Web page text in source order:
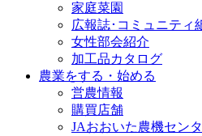
家庭菜園
広報誌･コミュニティ
女性部会紹介
加工品カタログ
農業をする・始める
営農情報
購買店舗
JAおおいた農機セン